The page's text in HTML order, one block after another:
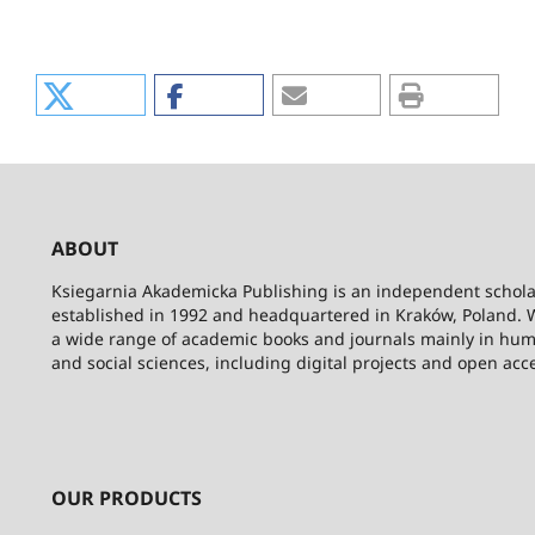
ABOUT
Ksiegarnia Akademicka Publishing is an independent
established in 1992 and headquartered in Kraków, Poland.
a wide range of academic books and journals mainly in
and social sciences, including digital projects and open
OUR PRODUCTS